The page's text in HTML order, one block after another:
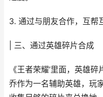
3. 通过与朋友合作，互帮
| 三、通过英雄碎片合成
《王者荣耀’里面，英雄
乔作为一名辅助英雄，玩